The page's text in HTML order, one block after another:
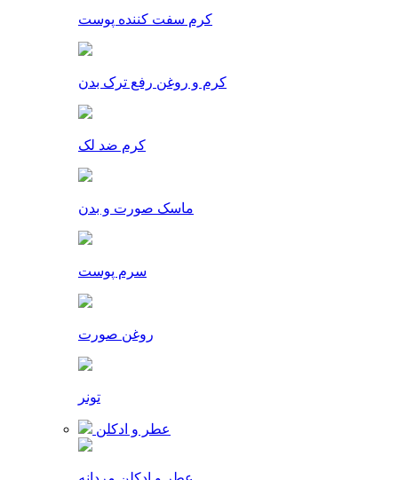
کرم سفت کننده پوست
کرم و روغن رفع ترک بدن
کرم ضد لک
ماسک صورت و بدن
سرم پوست
روغن صورت
تونر
عطر و ادکلن